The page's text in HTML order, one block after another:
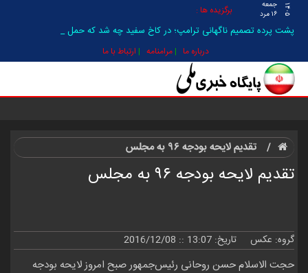
۱۴۰۵
جمعه
۱۶ مرد
برگزیده ها :
پشت پرده تصمیم ناگهانی ترامپ؛ در کاخ سفید چه شد که حمله _
درباره ما مرامنامه ارتباط با ما
تقدیم لایحه بودجه ۹۶ به مجلس
تقدیم لایحه بودجه ۹۶ به مجلس
گروه: عکس تاریخ: 13:07 :: 2016/12/08
حجت الاسلام حسن روحانی رئیس‌جمهور صبح امروز لایحه بودجه